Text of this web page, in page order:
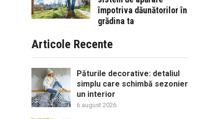
împotriva dăunătorilor în
grădina ta
Articole Recente
Păturile decorative: detaliul
simplu care schimbă sezonier
un interior
6 august 2026